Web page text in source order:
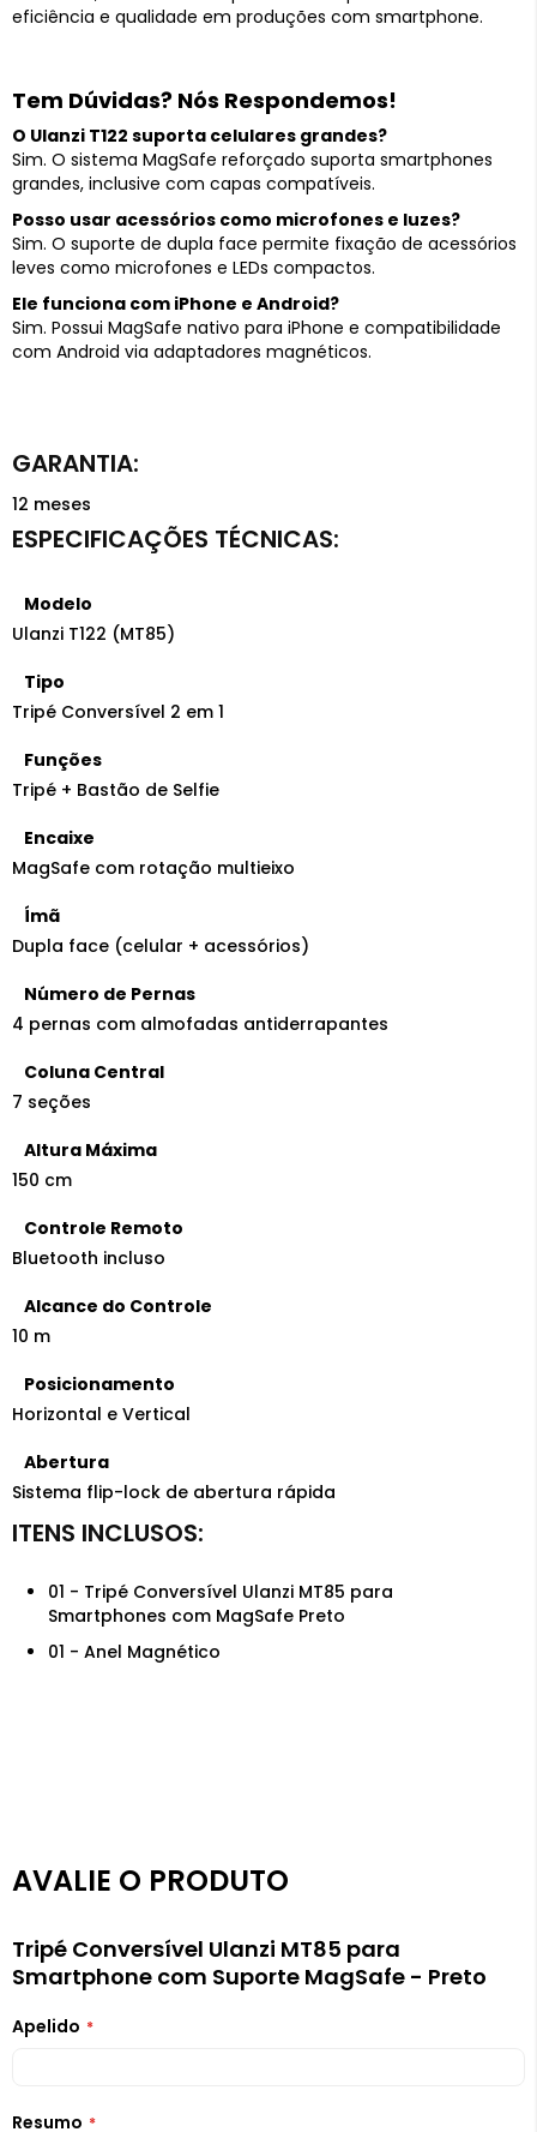
12 meses
Modelo
Ulanzi T122 (MT85)
Tipo
Tripé Conversível 2 em 1
Funções
Tripé + Bastão de Selfie
Encaixe
MagSafe com rotação multieixo
Ímã
Dupla face (celular + acessórios)
Número de Pernas
4 pernas com almofadas antiderrapantes
Coluna Central
7 seções
Altura Máxima
150 cm
Controle Remoto
Bluetooth incluso
Alcance do Controle
10 m
Posicionamento
Horizontal e Vertical
Abertura
Sistema flip-lock de abertura rápida
01 - Tripé Conversível Ulanzi MT85 para
Smartphones com MagSafe Preto
01 - Anel Magnético
AVALIE O PRODUTO
Tripé Conversível Ulanzi MT85 para
Smartphone com Suporte MagSafe - Preto
Apelido
Resumo
eficiência e qualidade em produções com smartphone.
Tem Dúvidas? Nós Respondemos!
O Ulanzi T122 suporta celulares grandes?
Sim. O sistema MagSafe reforçado suporta smartphones
grandes, inclusive com capas compatíveis.
Posso usar acessórios como microfones e luzes?
Sim. O suporte de dupla face permite fixação de acessórios
leves como microfones e LEDs compactos.
Ele funciona com iPhone e Android?
Sim. Possui MagSafe nativo para iPhone e compatibilidade
com Android via adaptadores magnéticos.